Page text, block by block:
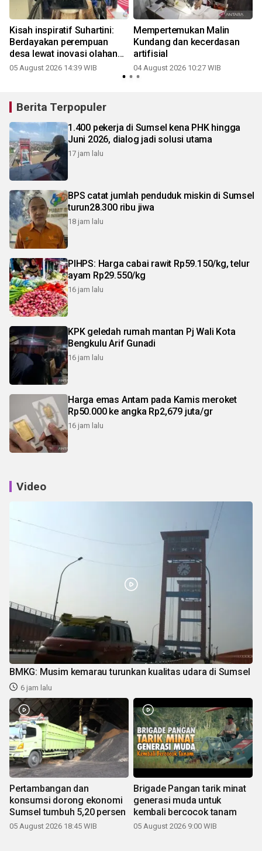
Kisah inspiratif Suhartini:
Berdayakan perempuan
desa lewat inovasi olahan
pinang
05 August 2026 14:39 WIB
Mempertemukan Malin
Kundang dan kecerdasan
artifisial
04 August 2026 10:27 WIB
Berita Terpopuler
1.400 pekerja di Sumsel kena PHK hingga
Juni 2026, dialog jadi solusi utama
17 jam lalu
BPS catat jumlah penduduk miskin di Sumsel
turun28.300 ribu jiwa
18 jam lalu
PIHPS: Harga cabai rawit Rp59.150/kg, telur
ayam Rp29.550/kg
16 jam lalu
KPK geledah rumah mantan Pj Wali Kota
Bengkulu Arif Gunadi
16 jam lalu
Harga emas Antam pada Kamis meroket
Rp50.000 ke angka Rp2,679 juta/gr
16 jam lalu
Video
BMKG: Musim kemarau turunkan kualitas udara di Sumsel
6 jam lalu
Pertambangan dan
konsumsi dorong ekonomi
Sumsel tumbuh 5,20 persen
05 August 2026 18:45 WIB
Brigade Pangan tarik minat
generasi muda untuk
kembali bercocok tanam
05 August 2026 9:00 WIB